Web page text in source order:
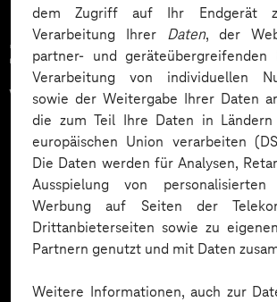
dem Zugriff auf Ihr Endgerät
Verarbeitung Ihrer Daten, der
partner- und geräteübergreifenden
Verarbeitung von individuellen
sowie der Weitergabe Ihrer Daten
die zum Teil Ihre Daten in
europäischen Union verarbeiten
Die Daten werden für Analysen,
Ausspielung von
Werbung auf Seiten der
Drittanbieterseiten sowie zu
Partnern genutzt und mit Daten
Weitere Informationen, auch zur
Zahlreiche
vertrauen auf unsere
Expertise. Hier eine